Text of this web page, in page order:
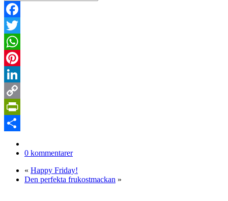
Facebook
Twitter
WhatsApp
Pinterest
LinkedIn
Copy
Link
PrintFriendly
0 kommentarer
« Happy Friday!
Den perfekta frukostmackan »